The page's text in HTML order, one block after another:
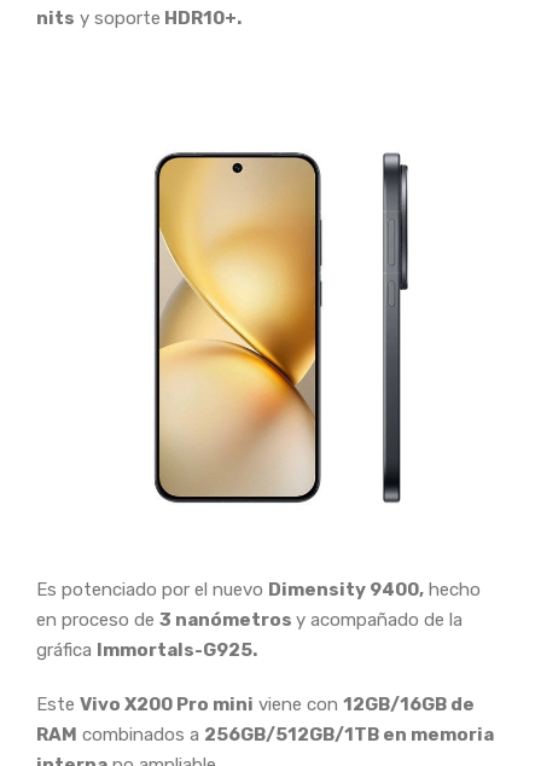
nits y soporte HDR10+.
Es potenciado por el nuevo Dimensity 9400, hecho
en proceso de 3 nanómetros y acompañado de la
gráfica Immortals-G925.
Este Vivo X200 Pro mini viene con 12GB/16GB de
RAM combinados a 256GB/512GB/1TB en memoria